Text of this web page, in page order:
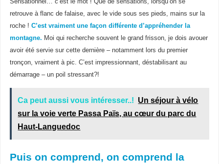
Sensationnel… c’est le mot ! Que de sensations, lorsqu’on se
retrouve à flanc de falaise, avec le vide sous ses pieds, mains sur la
roche ! C’est vraiment une façon différente d’appréhender la
montagne. Moi qui recherche souvent le grand frisson, je dois avouer
avoir été servie sur cette dernière – notamment lors du premier
tronçon, vraiment à pic. C’est impressionnant, déstabilisant au
démarrage – un poil stressant?!
Ca peut aussi vous intéresser..! Un séjour à vélo
sur la voie verte Passa Païs, au cœur du parc du
Haut-Languedoc
Puis on comprend, on comprend la